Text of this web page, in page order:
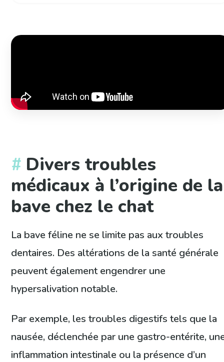
Divers troubles
médicaux à l’origine de la
bave chez le chat
La bave féline ne se limite pas aux troubles
dentaires. Des altérations de la santé générale
peuvent également engendrer une
hypersalivation notable.
Par exemple, les troubles digestifs tels que la
nausée, déclenchée par une gastro-entérite,
inflammation intestinale ou la présence d’un